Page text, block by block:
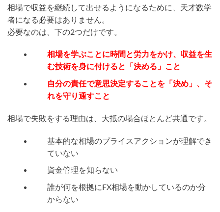
相場で収益を継続して出せるようになるために、天才数学
者になる必要はありません。
必要なのは、下の2つだけです。
相場を学ぶことに時間と労力をかけ、収益を生
む技術を身に付けると「決める」こと
自分の責任で意思決定することを「決め」、そ
れを守り通すこと
相場で失敗をする理由は、大抵の場合ほとんど共通です。
基本的な相場のプライスアクションが理解でき
ていない
資金管理を知らない
誰が何を根拠にFX相場を動かしているのか分
からない